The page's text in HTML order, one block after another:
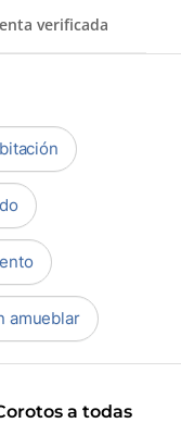
verificada
amueblar
a todas